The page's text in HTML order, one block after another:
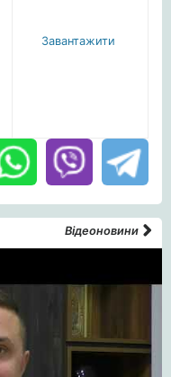
Завантажити
Відеоновини